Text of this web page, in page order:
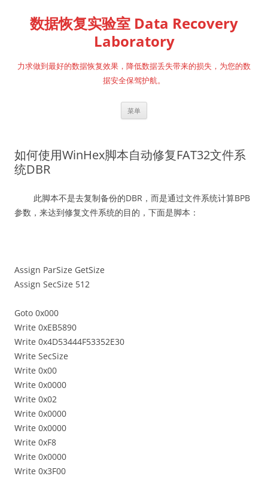
数据恢复实验室 Data Recovery
Laboratory
力求做到最好的数据恢复效果，降低数据丢失带来的损失，为您的数
据安全保驾护航。
菜单
如何使用WinHex脚本自动修复FAT32文件系
统DBR
此脚本不是去复制备份的DBR，而是通过文件系统计算BPB
参数，来达到修复文件系统的目的，下面是脚本：
Assign ParSize GetSize
Assign SecSize 512
Goto 0x000
Write 0xEB5890
Write 0x4D53444F53352E30
Write SecSize
Write 0x00
Write 0x0000
Write 0x02
Write 0x0000
Write 0x0000
Write 0xF8
Write 0x0000
Write 0x3F00